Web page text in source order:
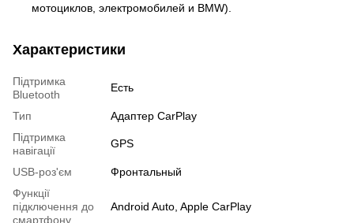
мотоциклов, электромобилей и BMW).
Характеристики
Підтримка
Bluetooth
Есть
Тип
Адаптер CarPlay
Підтримка
навігації
GPS
USB-роз'єм
Фронтальный
Функції
підключення до
смартфону
Android Auto, Apple CarPlay